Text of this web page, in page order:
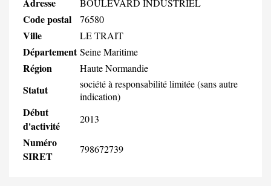
BOULEVARD INDUSTRIEL
Code postal 76580
Ville LE TRAIT
Département Seine Maritime
Région Haute Normandie
Statut
société à responsabilité limitée (sans autre
indication)
Début
d'activité
2013
Numéro
SIRET
798672739